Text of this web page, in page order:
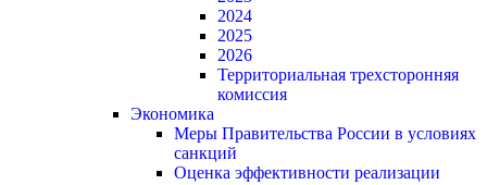
2024
2025
2026
Территориальная трехсторонняя
комиссия
Экономика
Меры Правительства России в условиях
санкций
Оценка эффективности реализации